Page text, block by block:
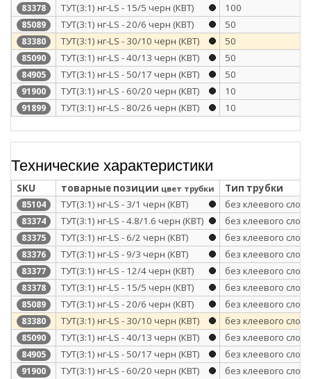
83378 ТУТ(3:1) нг-LS - 15/5 черн (КВТ) 100
85089 ТУТ(3:1) нг-LS - 20/6 черн (КВТ) 50
83380 ТУТ(3:1) нг-LS - 30/10 черн (КВТ) 50
85090 ТУТ(3:1) нг-LS - 40/13 черн (КВТ) 50
84905 ТУТ(3:1) нг-LS - 50/17 черн (КВТ) 50
91900 ТУТ(3:1) нг-LS - 60/20 черн (КВТ) 10
91899 ТУТ(3:1) нг-LS - 80/26 черн (КВТ) 10
Технические характеристики
SKU товарные позиции цвет трубки Тип трубки
85104 ТУТ(3:1) нг-LS - 3/1 черн (КВТ) без клеевого слоя
83374 ТУТ(3:1) нг-LS - 4.8/1.6 черн (КВТ) без клеевого слоя
83375 ТУТ(3:1) нг-LS - 6/2 черн (КВТ) без клеевого слоя
83376 ТУТ(3:1) нг-LS - 9/3 черн (КВТ) без клеевого слоя
83377 ТУТ(3:1) нг-LS - 12/4 черн (КВТ) без клеевого слоя
83378 ТУТ(3:1) нг-LS - 15/5 черн (КВТ) без клеевого слоя
85089 ТУТ(3:1) нг-LS - 20/6 черн (КВТ) без клеевого слоя
83380 ТУТ(3:1) нг-LS - 30/10 черн (КВТ) без клеевого слоя
85090 ТУТ(3:1) нг-LS - 40/13 черн (КВТ) без клеевого слоя
84905 ТУТ(3:1) нг-LS - 50/17 черн (КВТ) без клеевого слоя
91900 ТУТ(3:1) нг-LS - 60/20 черн (КВТ) без клеевого слоя